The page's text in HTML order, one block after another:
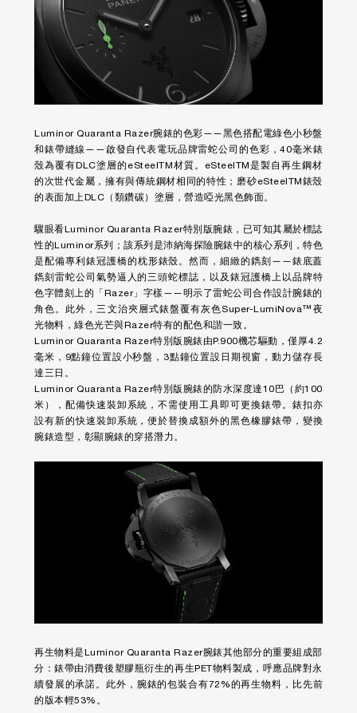
Luminor Quaranta Razer腕錶的色彩——黑色搭配電綠色小秒盤
和錶帶縫線——啟發自代表電玩品牌雷蛇公司的色彩，40毫米錶
殼為覆有DLC塗層的eSteelTM材質。eSteelTM是製自再生鋼材
的次世代金屬，擁有與傳統鋼材相同的特性；磨砂eSteelTM錶殼
的表面加上DLC（類鑽碳）塗層，營造啞光黑色飾面。
驟眼看Luminor Quaranta Razer特別版腕錶，已可知其屬於標誌
性的Luminor系列；該系列是沛納海探險腕錶中的核心系列，特色
是配備專利錶冠護橋的枕形錶殼。然而，細緻的鐫刻——錶底蓋
鐫刻雷蛇公司氣勢逼人的三頭蛇標誌，以及錶冠護橋上以品牌特
色字體刻上的「Razer」字樣——明示了雷蛇公司合作設計腕錶的
角色。此外，三文治夾層式錶盤覆有灰色Super-LumiNova™夜
光物料，綠色光芒與Razer特有的配色和諧一致。
Luminor Quaranta Razer特別版腕錶由P.900機芯驅動，僅厚4.2
毫米，9點鐘位置設小秒盤，3點鐘位置設日期視窗，動力儲存長
達三日。
Luminor Quaranta Razer特別版腕錶的防水深度達10巴（約100
米），配備快速裝卸系統，不需使用工具即可更換錶帶。錶扣亦
設有新的快速裝卸系統，便於替換成額外的黑色橡膠錶帶，變換
腕錶造型，彰顯腕錶的穿搭潛力。
再生物料是Luminor Quaranta Razer腕錶其他部分的重要組成部
分：錶帶由消費後塑膠瓶衍生的再生PET物料製成，呼應品牌對永
續發展的承諾。此外，腕錶的包裝合有72%的再生物料，比先前
的版本輕53%。